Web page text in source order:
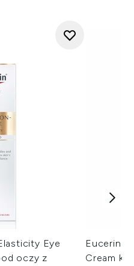
Eye
oczy z
Eucerin
Cream